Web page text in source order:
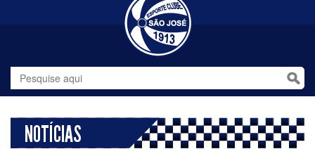
NOTÍCIAS